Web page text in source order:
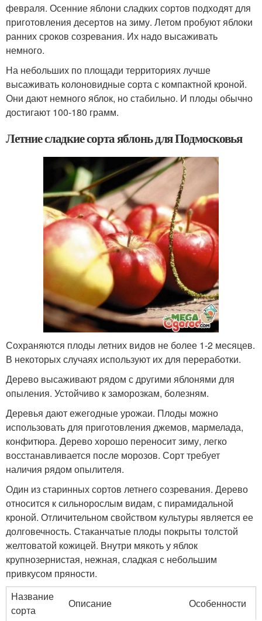
февраля. Осенние яблони сладких сортов подходят для
приготовления десертов на зиму. Летом пробуют яблоки
ранних сроков созревания. Их надо высаживать
немного.
На небольших по площади территориях лучше
высаживать колоновидные сорта с компактной кроной.
Они дают немного яблок, но стабильно. И плоды обычно
достигают 100-180 грамм.
Летние сладкие сорта яблонь для Подмосковья
Сохраняются плоды летних видов не более 1-2 месяцев.
В некоторых случаях используют их для переработки.
Дерево высаживают рядом с другими яблонями для
опыления. Устойчиво к заморозкам, болезням.
Деревья дают ежегодные урожаи. Плоды можно
использовать для приготовления джемов, мармелада,
конфитюра. Дерево хорошо переносит зиму, легко
восстанавливается после морозов. Сорт требует
наличия рядом опылителя.
Один из старинных сортов летнего созревания. Дерево
относится к сильнорослым видам, с пирамидальной
кроной. Отличительном свойством культуры является ее
долговечность. Стаканчатые плоды покрыты толстой
желтоватой кожицей. Внутри мякоть у яблок
крупнозернистая, нежная, сладкая с небольшим
привкусом пряности.
Название
сорта
Описание Особенности